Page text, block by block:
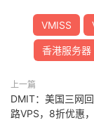
VMISS
香港服务器
上一篇
DMIT：美国三网
路VPS，8折优惠